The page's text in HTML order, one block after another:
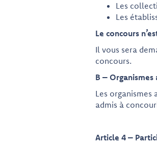
Les
Les
Le concours
Il vous sera
concours.
B –
Les organismes
admis à
Article 4 –